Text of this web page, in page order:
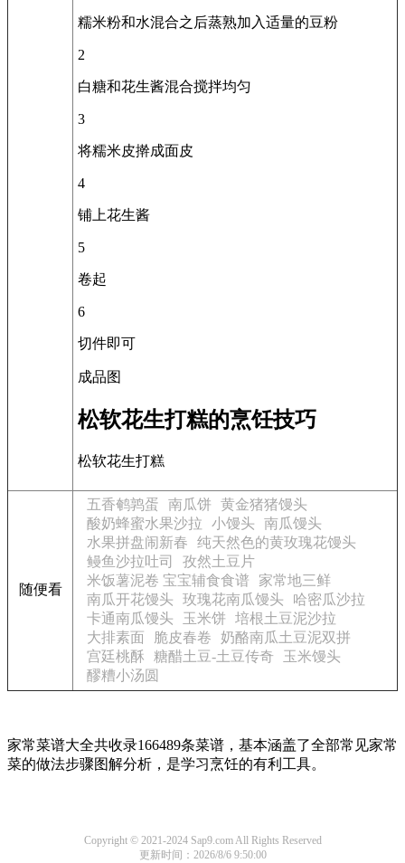
糯米粉和水混合之后蒸熟加入适量的豆粉
2
白糖和花生酱混合搅拌均匀
3
将糯米皮擀成面皮
4
铺上花生酱
5
卷起
6
切件即可
成品图
松软花生打糕的烹饪技巧
松软花生打糕
随便看
五香鹌鹑蛋 南瓜饼
黄金猪猪馒头
酸奶蜂蜜水果沙拉
小馒头
南瓜馒头
水果拼盘闹新春
纯天然色的黄玫瑰花馒头
鳗鱼沙拉吐司
孜然土豆片
米饭薯泥卷 宝宝辅食食谱
家常地三鲜
南瓜开花馒头
玫瑰花南瓜馒头
哈密瓜沙拉
卡通南瓜馒头
玉米饼
培根土豆泥沙拉
大排素面
脆皮春卷
奶酪南瓜土豆泥双拼
宫廷桃酥
糖醋土豆-土豆传奇
玉米馒头
醪糟小汤圆
家常菜谱大全共收录166489条菜谱，基本涵盖了全部常见家常
菜的做法步骤图解分析，是学习烹饪的有利工具。
Copyright © 2021-2024 Sap9.com All Rights Reserved
更新时间：2026/8/6 9:50:00